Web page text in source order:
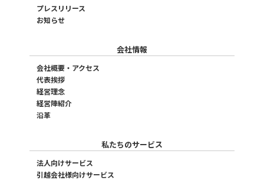
プレスリリース
お知らせ
会社情報
会社概要・アクセス
代表挨拶
経営理念
経営陣紹介
沿革
私たちのサービス
法人向けサービス
引越会社様向けサービス